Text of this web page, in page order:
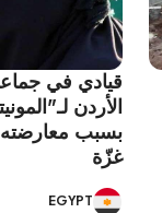
قيادي في
الأردن
بسبب معارضته
غزّة
EGYPT